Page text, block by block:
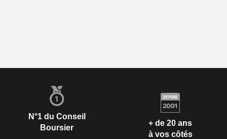
N°1 du Conseil
Boursier
+ de 20 ans
à vos côtés